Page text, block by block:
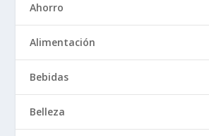
Ahorro
Alimentación
Bebidas
Belleza